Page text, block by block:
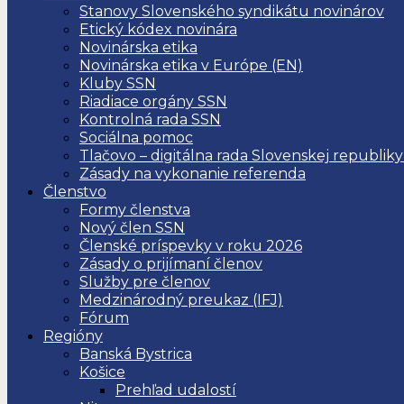
Stanovy Slovenského syndikátu novinárov
Etický kódex novinára
Novinárska etika
Novinárska etika v Európe (EN)
Kluby SSN
Riadiace orgány SSN
Kontrolná rada SSN
Sociálna pomoc
Tlačovo – digitálna rada Slovenskej republiky
Zásady na vykonanie referenda
Členstvo
Formy členstva
Nový člen SSN
Členské príspevky v roku 2026
Zásady o prijímaní členov
Služby pre členov
Medzinárodný preukaz (IFJ)
Fórum
Regióny
Banská Bystrica
Košice
Prehľad udalostí